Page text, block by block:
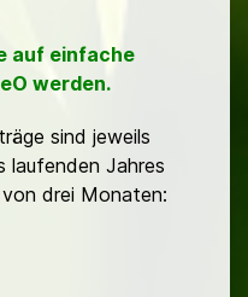
auf einfache
werden.
sind jeweils
laufenden Jahres
drei Monaten: